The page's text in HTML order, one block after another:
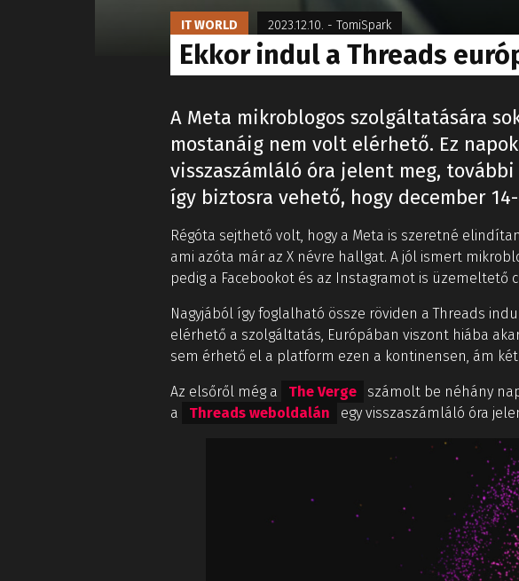
IT WORLD 2023.12.10. - TomiSpark
Ekkor indul a Threads
A Meta mikroblogos szolgáltatására
mostanáig nem volt elérhető. Ez
visszaszámláló óra jelent meg,
így biztosra vehető, hogy december
Régóta sejthető volt, hogy a Meta is szeretné
ami azóta már az X névre hallgat. A jól ismert
pedig a Facebookot és az Instagramot is üzemeltető
Nagyjából így foglalható össze röviden a Threads
elérhető a szolgáltatás, Európában viszont hiába
sem érhető el a platform ezen a kontinensen, ám
Az elsőről még a The Verge
számolt be néhány
a
Threads weboldalán egy visszaszámláló óra